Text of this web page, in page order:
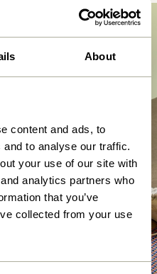
About
content and ads, to
to analyse our traffic.
your use of our site with
analytics partners who
that you’ve
collected from your use